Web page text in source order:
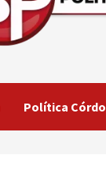
Política